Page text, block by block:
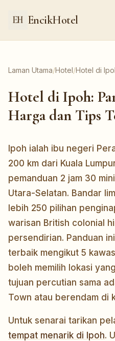
EncikHotel
Laman Utama/Hotel/Hotel di
Hotel di Ipoh:
Harga dan Tips
Ipoh ialah ibu negeri
200 km dari Kuala
pemanduan 2 jam 30
Utara-Selatan. Bandar
lebih 250 pilihan
warisan British colonial
persendirian. Panduan
terbaik mengikut 5
boleh memilih lokasi
tujuan percutian sama
Town atau berendam di
Untuk senarai tarikan
tempat menarik di Ipoh.